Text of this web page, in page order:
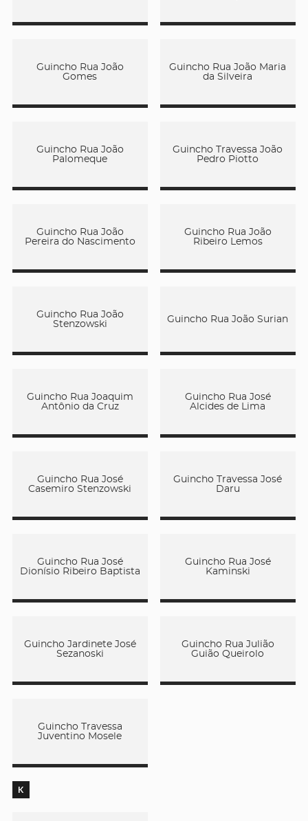
Guincho Rua João
Gomes
Guincho Rua João Maria
da Silveira
Guincho Rua João
Palomeque
Guincho Travessa João
Pedro Piotto
Guincho Rua João
Pereira do Nascimento
Guincho Rua João
Ribeiro Lemos
Guincho Rua João
Stenzowski
Guincho Rua João Surian
Guincho Rua Joaquim
Antônio da Cruz
Guincho Rua José
Alcides de Lima
Guincho Rua José
Casemiro Stenzowski
Guincho Travessa José
Daru
Guincho Rua José
Dionísio Ribeiro Baptista
Guincho Rua José
Kaminski
Guincho Jardinete José
Sezanoski
Guincho Rua Julião
Guião Queirolo
Guincho Travessa
Juventino Mosele
K